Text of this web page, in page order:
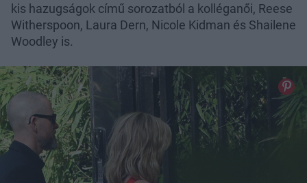
kis hazugságok című sorozatból a kolléganői, Reese
Witherspoon, Laura Dern, Nicole Kidman és Shailene
Woodley is.